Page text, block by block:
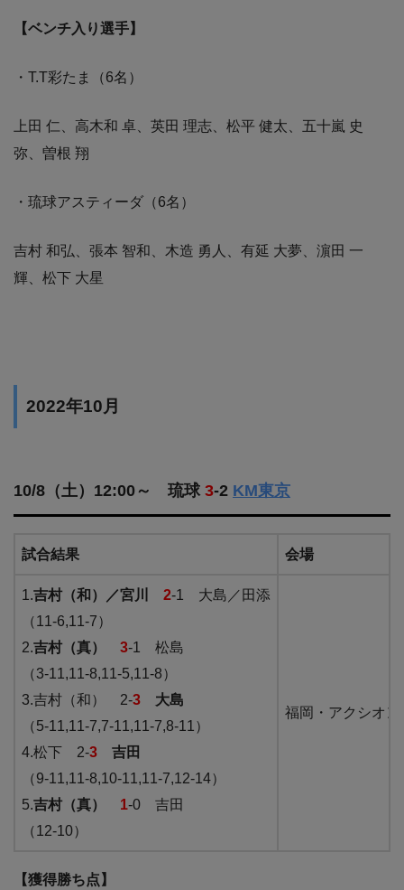
【ベンチ入り選手】
・T.T彩たま（6名）
上田 仁、高木和 卓、英田 理志、松平 健太、五十嵐 史
弥、曽根 翔
・琉球アスティーダ（6名）
吉村 和弘、張本 智和、木造 勇人、有延 大夢、濵田 一
輝、松下 大星
2022年10月
10/8（土）12:00～ 琉球 3-2 KM東京
試合結果 会場
1.吉村（和）／宮川 2-1 大島／田添
（11-6,11-7）
2.吉村（真） 3-1 松島
（3-11,11-8,11-5,11-8）
3.吉村（和） 2-3 大島
（5-11,11-7,7-11,11-7,8-11）
4.松下 2-3 吉田
（9-11,11-8,10-11,11-7,12-14）
5.吉村（真） 1-0 吉田
（12-10）
福岡・アクシオン
【獲得勝ち点】